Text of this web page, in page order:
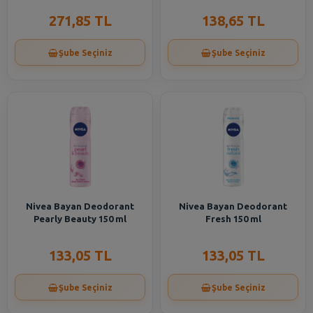
271,85 TL
Şube Seçiniz
138,65 TL
Şube Seçiniz
Nivea Bayan Deodorant
Pearly Beauty 150 ml
133,05 TL
Şube Seçiniz
Nivea Bayan Deodorant
Fresh 150 ml
133,05 TL
Şube Seçiniz